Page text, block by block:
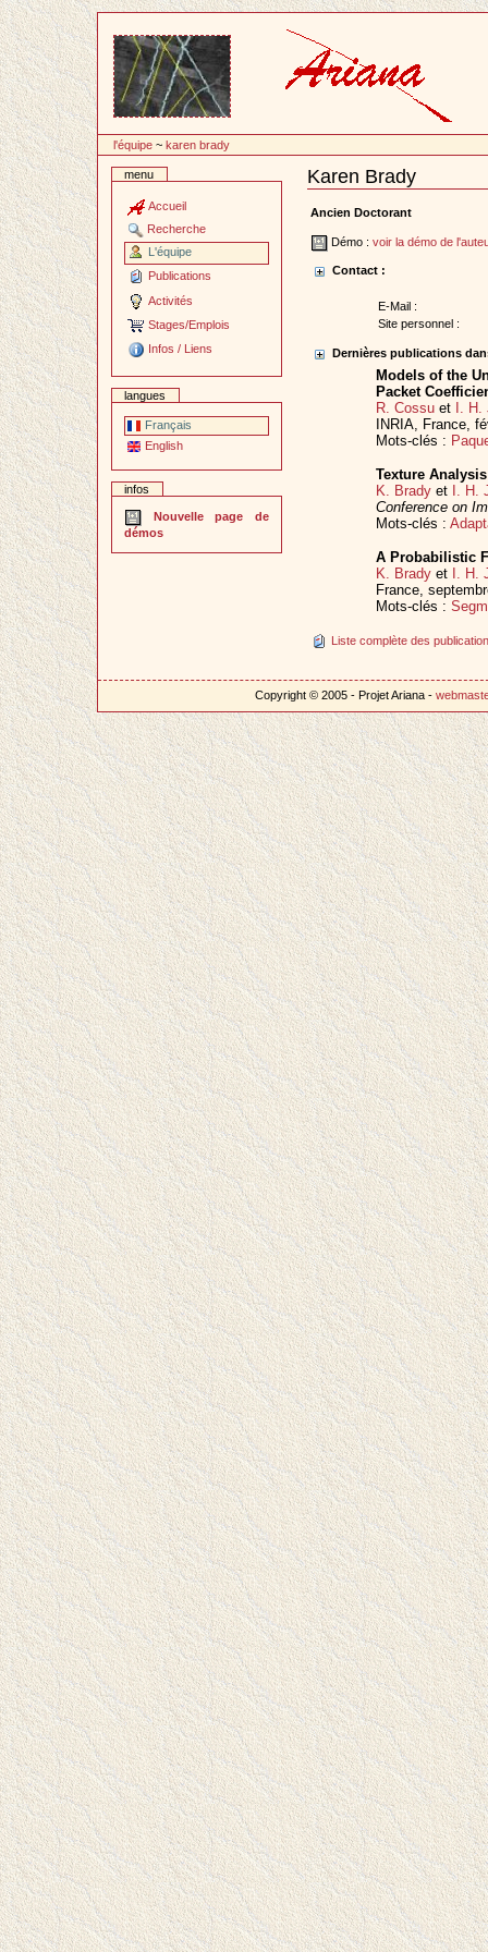
contenu
l'équipe ~karen brady
menu
Accueil
Recherche
L'équipe
Publications
Activités
Stages/Emplois
Infos / Liens
langues
Français
English
infos
Nouvelle page de
démos
Karen Brady
Document
Actions
Ancien Doctorant
Démo :voir la démo de
Contact :
E-Mail :
Site personnel :
Dernières publications
Models of the
Packet
R. Cossu et I.
INRIA, France,
Mots-clés :
Texture
K. Brady et I. H.
Conference on
Mots-clés :
A Probabilistic
K. Brady et I. H.
France,
Mots-clés :
Liste complète des
Copyright © 2005 - Projet Ariana -